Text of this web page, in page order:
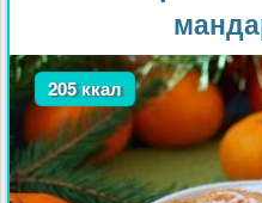
205 ккал